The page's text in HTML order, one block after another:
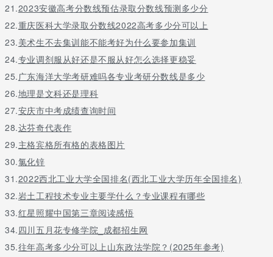
21.2023安徽高考分数线预估录取分数线预测多少分
22.重庆医科大学录取分数线2022高考多少分可以上
23.美术生不去集训能不能考好为什么要参加集训
24.专业调剂服从好还是不服从好怎么选择更稳妥
25.广东海洋大学考研难吗各专业考研分数线是多少
26.地理是文科还是理科
27.安庆市中考成绩查询时间
28.达芬奇代表作
29.主格宾格所有格的表格图片
30.氯化锌
31.2022西北工业大学全国排名(西北工业大学历年全国排名)
32.岩土工程技术专业主要学什么？专业课程有哪些
33.红星照耀中国第三章阅读感悟
34.四川五月花专修学院_成都招生网
35.往年高考多少分可以上山东政法学院？(2025年参考)